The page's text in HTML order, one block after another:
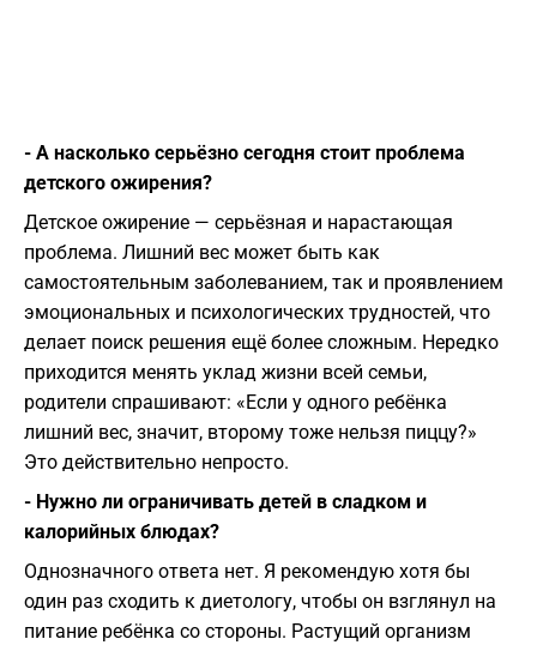
- А насколько серьёзно сегодня стоит проблема
детского ожирения?
Детское ожирение — серьёзная и нарастающая
проблема. Лишний вес может быть как
самостоятельным заболеванием, так и проявлением
эмоциональных и психологических трудностей, что
делает поиск решения ещё более сложным. Нередко
приходится менять уклад жизни всей семьи,
родители спрашивают: «Если у одного ребёнка
лишний вес, значит, второму тоже нельзя пиццу?»
Это действительно непросто.
- Нужно ли ограничивать детей в сладком и
калорийных блюдах?
Однозначного ответа нет. Я рекомендую хотя бы
один раз сходить к диетологу, чтобы он взглянул на
питание ребёнка со стороны. Растущий организм